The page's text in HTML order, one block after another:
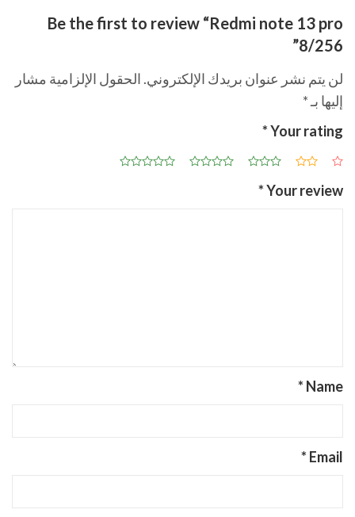
Be the first to review “Redmi note 13 pro
8/256”
لن يتم نشر عنوان بريدك الإلكتروني. الحقول الإلزامية مشار
إليها بـ*
Your rating
*
Your review
*
Name
*
Email
*